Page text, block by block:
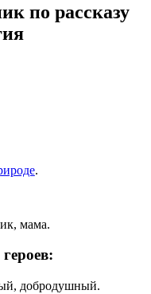
по рассказу
.
мама.
добродушный.